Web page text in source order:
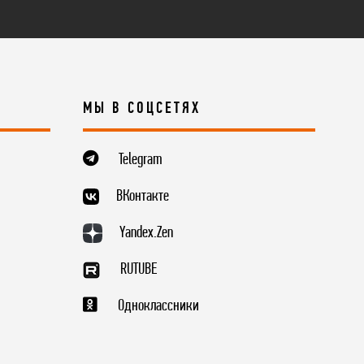
МЫ В СОЦСЕТЯХ
Telegram
ВКонтакте
Yandex.Zen
RUTUBE
Одноклассники